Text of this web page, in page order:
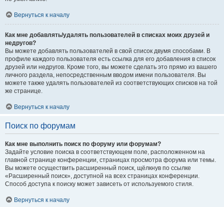
Вернуться к началу
Как мне добавлять/удалять пользователей в списках моих друзей и
недругов?
Вы можете добавлять пользователей в свой список двумя способами. В
профиле каждого пользователя есть ссылка для его добавления в список
друзей или недругов. Кроме того, вы можете сделать это прямо из вашего
личного раздела, непосредственным вводом имени пользователя. Вы
можете также удалять пользователей из соответствующих списков на той
же странице.
Вернуться к началу
Поиск по форумам
Как мне выполнить поиск по форуму или форумам?
Задайте условие поиска в соответствующем поле, расположенном на
главной странице конференции, страницах просмотра форума или темы.
Вы можете осуществить расширенный поиск, щёлкнув по ссылке
«Расширенный поиск», доступной на всех страницах конференции.
Способ доступа к поиску может зависеть от используемого стиля.
Вернуться к началу